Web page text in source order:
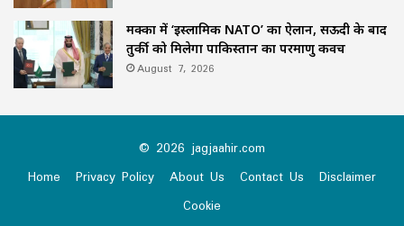
मक्का में ‘इस्लामिक NATO’ का ऐलान, सऊदी के बाद
तुर्की को मिलेगा पाकिस्तान का परमाणु कवच
August 7, 2026
© 2026 jagjaahir.com
Home
Privacy Policy About Us Contact Us
Disclaimer
Cookie